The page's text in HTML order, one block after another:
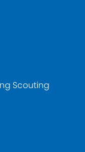
Scouting